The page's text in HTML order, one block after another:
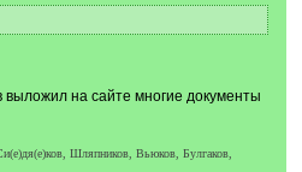
на сайте многие документы
Шляпников, Вьюков, Булгаков,